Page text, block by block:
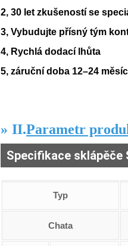
2, 30 let zkušeností se
3, Vybudujte přísný tým
4, Rychlá dodací lhůta
5, záruční doba 12–24
» II.Parametr
Specifikace sklápěče
Typ
Chata